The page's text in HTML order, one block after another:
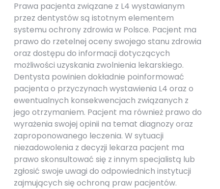
Prawa pacjenta związane z L4 wystawianym
przez dentystów są istotnym elementem
systemu ochrony zdrowia w Polsce. Pacjent ma
prawo do rzetelnej oceny swojego stanu zdrowia
oraz dostępu do informacji dotyczących
możliwości uzyskania zwolnienia lekarskiego.
Dentysta powinien dokładnie poinformować
pacjenta o przyczynach wystawienia L4 oraz o
ewentualnych konsekwencjach związanych z
jego otrzymaniem. Pacjent ma również prawo do
wyrażenia swojej opinii na temat diagnozy oraz
zaproponowanego leczenia. W sytuacji
niezadowolenia z decyzji lekarza pacjent ma
prawo skonsultować się z innym specjalistą lub
zgłosić swoje uwagi do odpowiednich instytucji
zajmujących się ochroną praw pacjentów.